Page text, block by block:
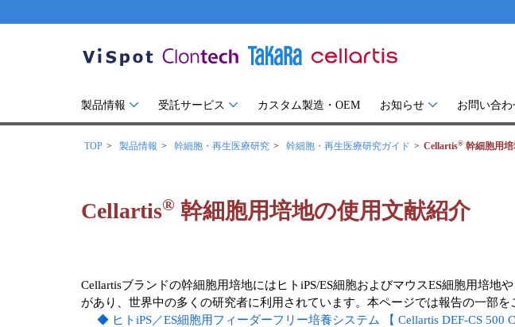
製品情報 受託サービス カスタム製造・OEM お知らせ お問い合わ
TOP 製品情報 幹細胞・再生医療研究 幹細胞・再生医療研究ガイド Cellartis® 幹細胞用
Cellartis® 幹細胞用培地の使用文献紹介
Cellartisブランドの幹細胞用培地にはヒトiPS/ES細胞およびマウスES細胞用培
があり、世界中の多くの研究者に利用されています。本ページでは報告の一部を
◆ ヒトiPS／ES細胞用フィーダーフリー培養システム 【 Cellartis DEF-CS 500